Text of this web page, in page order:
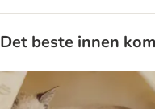
Det beste innen